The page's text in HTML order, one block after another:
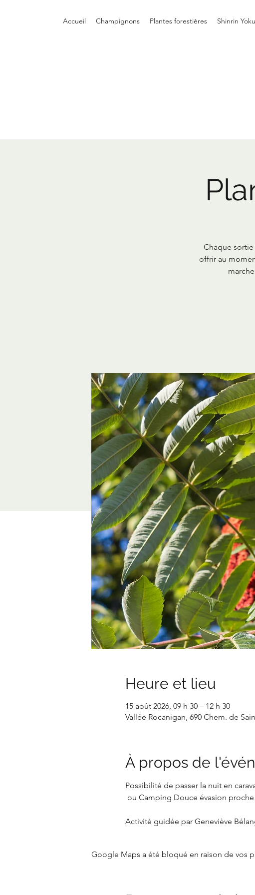
Accueil Champignons Plantes forestières Shinrin
Chaque
offrir au
Heure et lieu
15 août 2026, 09 h 30 – 12 h 30
Vallée Rocanigan, 690 Chem. de
À propos de
Possibilité de passer la nuit en
ou Camping Douce évasion proche
Activité guidée par Geneviève
Google Maps a été bloqué en raison de vos